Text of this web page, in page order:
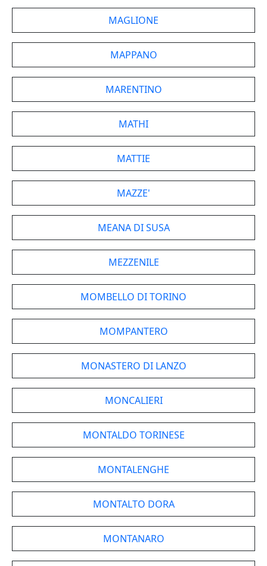
MAGLIONE
MAPPANO
MARENTINO
MATHI
MATTIE
MAZZE'
MEANA DI SUSA
MEZZENILE
MOMBELLO DI TORINO
MOMPANTERO
MONASTERO DI LANZO
MONCALIERI
MONTALDO TORINESE
MONTALENGHE
MONTALTO DORA
MONTANARO